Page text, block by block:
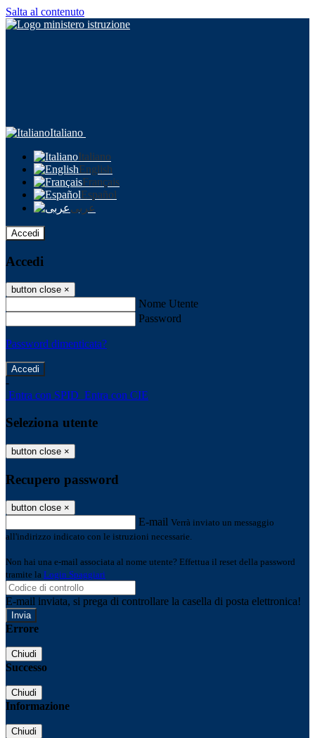
Salta al contenuto
Italiano
Italiano
English
Français
Español
عربى
Accedi
Accedi
button close ×
Nome Utente
Password
Password dimenticata?
-
Entra con SPID Entra con CIE
Seleziona utente
button close ×
Recupero password
button close ×
E-mail Verrà inviato un messaggio
all'indirizzo indicato con le istruzioni necessarie.
Non hai una e-mail associata al nome utente? Effettua il reset della password
tramite la Login Spaggiari
E-mail inviata, si prega di controllare la casella di posta elettronica!
Errore
Chiudi
Successo
Chiudi
Informazione
Chiudi